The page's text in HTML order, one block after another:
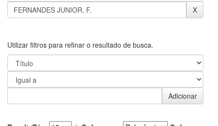
Utilizar filtros para refinar o resultado de busca.